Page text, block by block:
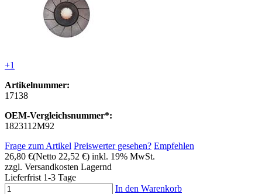
+1
Artikelnummer:
17138
OEM-Vergleichsnummer*:
1823112M92
Frage zum Artikel Preiswerter gesehen? Empfehlen
26,80 €(Netto 22,52 €) inkl. 19% MwSt.
zzgl. Versandkosten Lagernd
Lieferfrist 1-3 Tage
In den Warenkorb